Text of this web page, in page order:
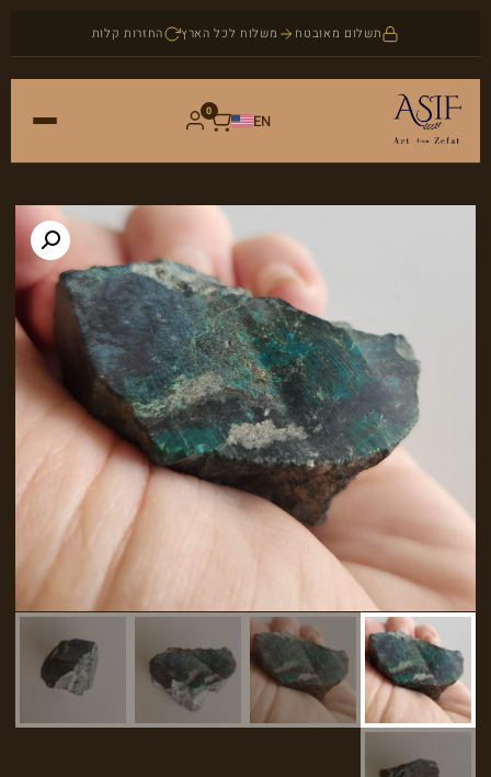
תשלום מאובטח משלוח לכל הארץ החזרות קלות
EN
0
יודאיקה
תכשיטים
אבני חן
צור קשר